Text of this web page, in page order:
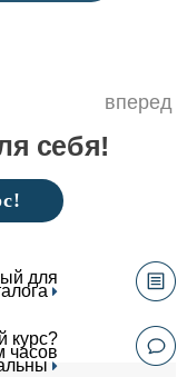
вперед
себя!
для
курс?
часов